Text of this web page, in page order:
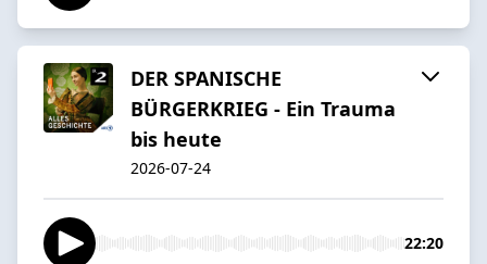
DER SPANISCHE
BÜRGERKRIEG - Ein Trauma
bis heute
2026-07-24
22:20